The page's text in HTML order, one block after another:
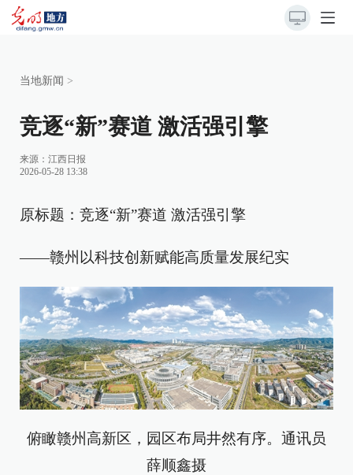
当地新闻 >
竞逐“新”赛道 激活强引擎
来源： 江西日报
2026-05-28 13:38
原标题：竞逐“新”赛道 激活强引擎
——赣州以科技创新赋能高质量发展纪实
俯瞰赣州高新区，园区布局井然有序。通讯员
薛顺鑫摄